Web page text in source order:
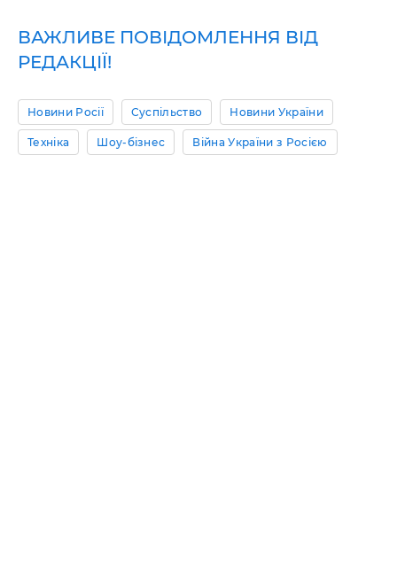
ВАЖЛИВЕ ПОВІДОМЛЕННЯ ВІД
РЕДАКЦІЇ!
Новини Росії Суспільство Новини України
Техніка Шоу-бізнес Війна України з Росією